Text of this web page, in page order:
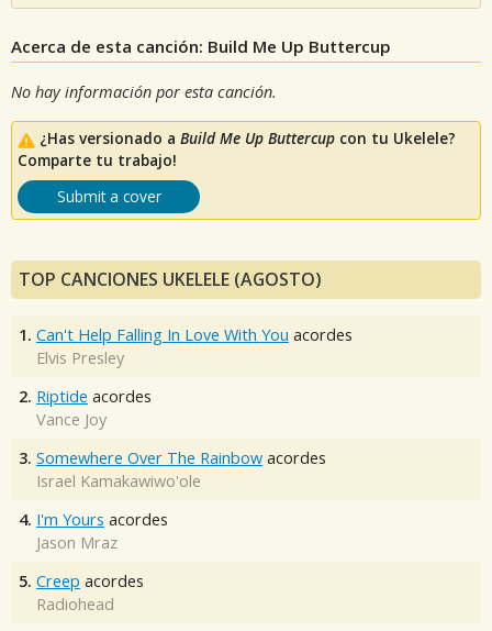
Acerca de esta canción: Build Me Up Buttercup
No hay información por esta canción.
¿Has versionado a Build Me Up Buttercup con tu Ukelele?
Comparte tu trabajo!
Submit a cover
TOP CANCIONES UKELELE (AGOSTO)
1. Can't Help Falling In Love With You acordes
Elvis Presley
2. Riptide acordes
Vance Joy
3. Somewhere Over The Rainbow acordes
Israel Kamakawiwo'ole
4. I'm Yours acordes
Jason Mraz
5. Creep acordes
Radiohead